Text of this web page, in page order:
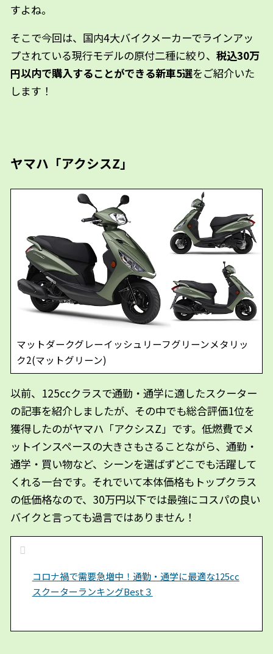
すよね。
そこで今回は、国内4大バイクメーカーでラインアッ
プされている現行モデルの原付二種に絞り、税込30万
円以内で購入することができる新車5選をご紹介いた
します！
ヤマハ「アクシスZ」
マットダークグレーイッシュリーフグリーンメタリッ
ク2(マットグリーン)
以前、125ccクラスで通勤・通学に適したスクーター
の記事を紹介しましたが、その中でも総合評価1位を
獲得したのがヤマハ「アクシスZ」です。低燃費でメ
ットインスペースの大きさもさることながら、通勤・
通学・買い物など、シーンを選ばずどこでも活躍して
くれる一台です。それでいて本体価格もトップクラス
の低価格なので、30万円以下では最強にコスパの良い
バイクと言っても過言ではありません！
コロナ禍で需要急増中！通勤・通学に最適な125cc
スクーターランキングBest３